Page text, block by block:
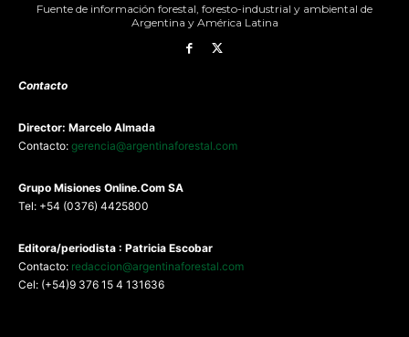
Fuente de información forestal, foresto-industrial y ambiental de
Argentina y América Latina
Contacto
Director: Marcelo Almada
Contacto: gerencia@argentinaforestal.com
Grupo Misiones Online.Com SA
Tel: +54 (0376) 4425800
Editora/periodista : Patricia Escobar
Contacto: redaccion@argentinaforestal.com
Cel: (+54)9 376 15 4 131636